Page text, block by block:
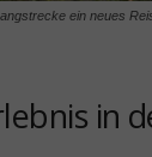
ein neues
in